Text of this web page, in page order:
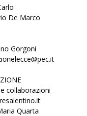
De Marco
Gorgoni
collaborazioni
Quarta